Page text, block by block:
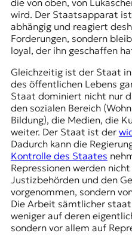
wird. Der Staatsapparat
abhängig und reagiert
Forderungen, sondern
loyal, der ihn geschaffen
Gleichzeitig ist der Staat
des öffentlichen Lebens
Staat dominiert nicht nur
den sozialen Bereich
Bildung), die Medien, die
weiter. Der Staat ist der
Dadurch kann die
Kontrolle des Staates
Repressionen werden
Justizbehörden und den
vorgenommen, sondern
Die Arbeit sämtlicher
weniger auf deren
sondern vor allem auf